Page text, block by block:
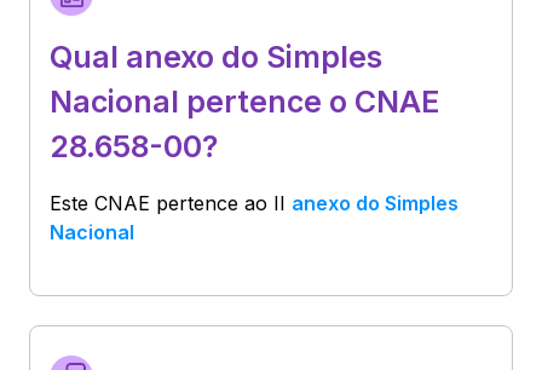
Qual anexo do Simples
Nacional pertence o CNAE
28.658-00?
Este CNAE pertence ao II anexo do Simples
Nacional